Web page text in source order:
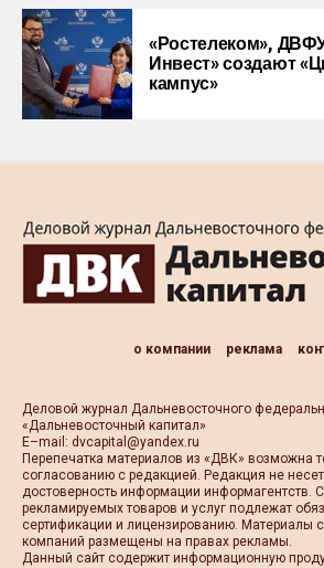
«Ростелеком»,
Инвест» создают
кампус»
о компании реклама
Деловой журнал Дальневосточного
«Дальневосточный капитал»
Е–mail: dvcapital@yandex.ru
Перепечатка материалов из «ДВК» возможна
согласованию с редакцией. Редакция не несет
достоверность информации информагентств.
рекламируемых товаров и услуг подлежат
сертификации и лицензированию. Материалы
компаний размещены на правах рекламы.
Данный сайт содержит информационную